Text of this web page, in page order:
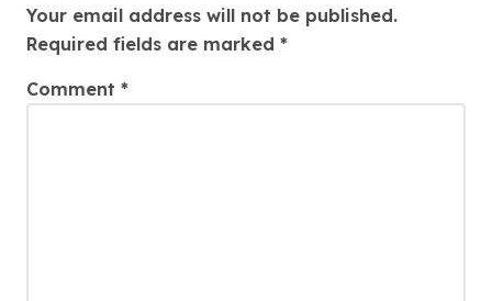
Your email address will not be published.
Required fields are marked *
Comment *